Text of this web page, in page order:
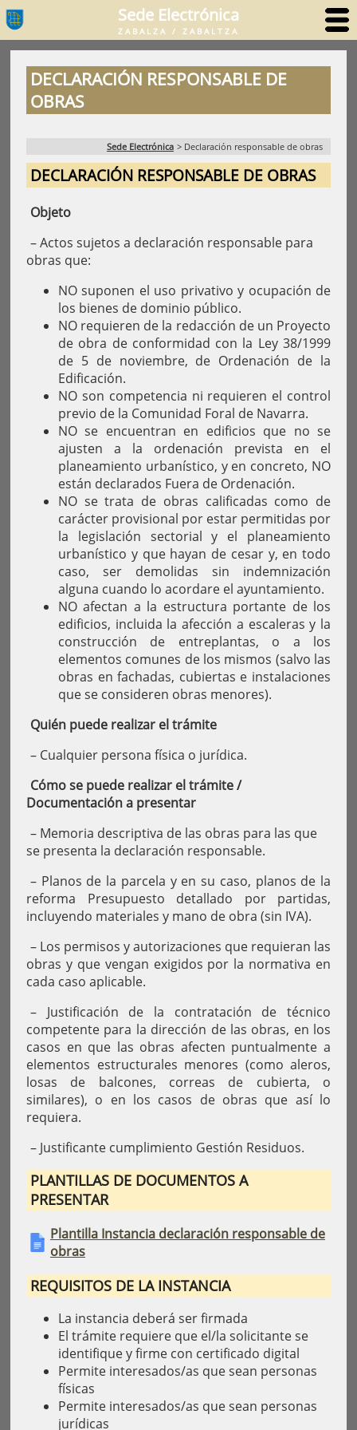
Sede Electrónica
ZABALZA / ZABALTZA
DECLARACIÓN RESPONSABLE DE
OBRAS
Sede Electrónica > Declaración responsable de obras
DECLARACIÓN RESPONSABLE DE OBRAS
Objeto
– Actos sujetos a declaración responsable para
obras que:
NO suponen el uso privativo y ocupación de
los bienes de dominio público.
NO requieren de la redacción de un Proyecto
de obra de conformidad con la Ley 38/1999
de 5 de noviembre, de Ordenación de la
Edificación.
NO son competencia ni requieren el control
previo de la Comunidad Foral de Navarra.
NO se encuentran en edificios que no se
ajusten a la ordenación prevista en el
planeamiento urbanístico, y en concreto, NO
están declarados Fuera de Ordenación.
NO se trata de obras calificadas como de
carácter provisional por estar permitidas por
la legislación sectorial y el planeamiento
urbanístico y que hayan de cesar y, en todo
caso, ser demolidas sin indemnización
alguna cuando lo acordare el ayuntamiento.
NO afectan a la estructura portante de los
edificios, incluida la afección a escaleras y la
construcción de entreplantas, o a los
elementos comunes de los mismos (salvo las
obras en fachadas, cubiertas e instalaciones
que se consideren obras menores).
Quién puede realizar el trámite
– Cualquier persona física o jurídica.
Cómo se puede realizar el trámite /
Documentación a presentar
– Memoria descriptiva de las obras para las que
se presenta la declaración responsable.
– Planos de la parcela y en su caso, planos de la
reforma Presupuesto detallado por partidas,
incluyendo materiales y mano de obra (sin IVA).
– Los permisos y autorizaciones que requieran las
obras y que vengan exigidos por la normativa en
cada caso aplicable.
– Justificación de la contratación de técnico
competente para la dirección de las obras, en los
casos en que las obras afecten puntualmente a
elementos estructurales menores (como aleros,
losas de balcones, correas de cubierta, o
similares), o en los casos de obras que así lo
requiera.
– Justificante cumplimiento Gestión Residuos.
PLANTILLAS DE DOCUMENTOS A
PRESENTAR
Plantilla Instancia declaración responsable de
obras
REQUISITOS DE LA INSTANCIA
La instancia deberá ser firmada
El trámite requiere que el/la solicitante se
identifique y firme con certificado digital
Permite interesados/as que sean personas
físicas
Permite interesados/as que sean personas
jurídicas